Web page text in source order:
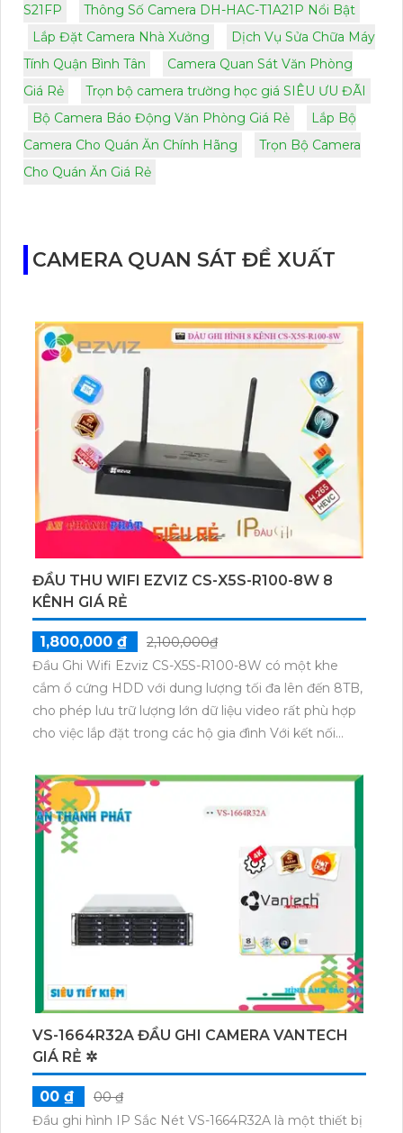
S21FP
Thông Số Camera DH-HAC-T1A21P Nổi Bật
Lắp Đặt Camera Nhà Xưởng
Dịch Vụ Sửa Chữa Máy
Tính Quận Bình Tân
Camera Quan Sát Văn Phòng
Giá Rẻ
Trọn bộ camera trường học giá SIÊU ƯU ĐÃI
Bộ Camera Báo Động Văn Phòng Giá Rẻ
Lắp Bộ
Camera Cho Quán Ăn Chính Hãng
Trọn Bộ Camera
Cho Quán Ăn Giá Rẻ
CAMERA QUAN SÁT ĐỀ XUẤT
ĐẦU THU WIFI EZVIZ CS-X5S-R100-8W 8
KÊNH GIÁ RẺ
1,800,000 ₫
2,100,000₫
Đầu Ghi Wifi Ezviz CS-X5S-R100-8W có một khe
cắm ổ cứng HDD với dung lượng tối đa lên đến 8TB,
cho phép lưu trữ lượng lớn dữ liệu video rất phù hợp
cho việc lắp đặt trong các hộ gia đình Với kết nối
R100-8W qua các thiết bị di động hoặc máy tính rất
tiện lợi cho việc giám sát từ xa khi bạn không có mặt
tại chỗ.Đầu thu KTS IP sắc nét CS-X5S-R100-8W
mạnh mẽ với công nghệ xử lý nhanh, thiết kế nguồn
giao động 10%: 12V 1.5A siêu tiết kiệm. Giám sát ban
đêm hiệu quả với công nghệ ONVIF. Hỗ trợ 1 HDD,
nguồn 12V 1.5A, hình ảnh sắc nét 5.0 MP
H.265/H.264+/H.264. Chuẩn giao tiếp tiện lợi.
VS-1664R32A ĐẦU GHI CAMERA VANTECH
GIÁ RẺ ✲
00 ₫
00 ₫
Đầu ghi hình IP Sắc Nét VS-1664R32A là một thiết bị